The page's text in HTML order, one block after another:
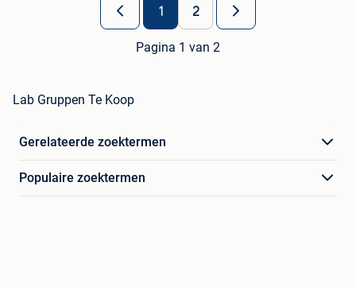
1 2
Pagina 1 van 2
Lab Gruppen Te Koop
Gerelateerde zoektermen
Populaire zoektermen